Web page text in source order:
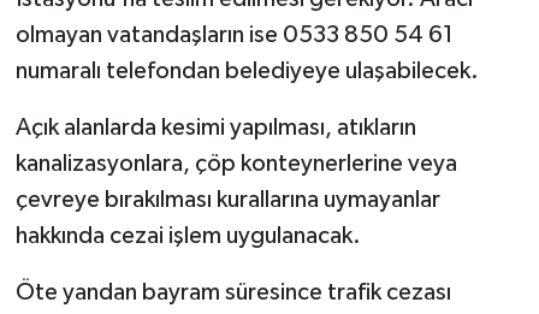
olmayan vatandaşların ise 0533 850 54 61
numaralı telefondan belediyeye ulaşabilecek.
Açık alanlarda kesimi yapılması, atıkların
kanalizasyonlara, çöp konteynerlerine veya
çevreye bırakılması kurallarına uymayanlar
hakkında cezai işlem uygulanacak.
Öte yandan bayram süresince trafik cezası